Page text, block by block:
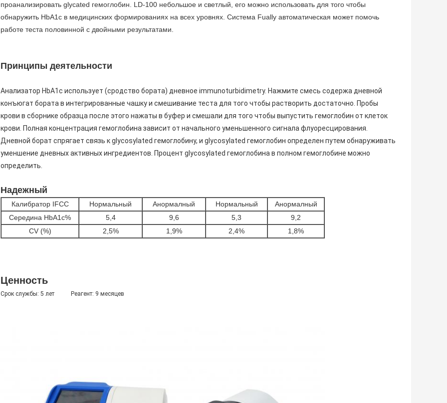
проанализировать glycated гемоглобин. LD-100 небольшое и светлый, его можно использовать для того чтобы
обнаружить HbA1c в медицинских формированиях на всех уровнях. Система Fually автоматическая может помочь
работе теста половинной с двойными результатами.
Принципы деятельности
Анализатор HbA1c использует (сродство бората) дневное immunoturbidimetry. Нажмите смесь содержа дневной
конъюгат бората в интегрированные чашку и смешивание теста для того чтобы растворить достаточно. Пробы
крови в сборнике образца после этого нажаты в буфер и смешали для того чтобы выпустить гемоглобин от клеток
крови. Полная концентрация гемоглобина зависит от начального уменьшенного сигнала флуоресцирования.
Дневной борат спрягает связь к glycosylated гемоглобину, и glycosylated гемоглобин определен путем обнаруживать
уменшение дневных активных ингредиентов. Процент glycosylated гемоглобина в полном гемоглобине можно
определить.
Надежный
Калибратор IFCC Нормальный Анормалный Нормальный
Анормалный
Середина HbA1c%
5,4 9,6 5,3
9,2
CV (%)
2,5% 1,9% 2,4% 1,8%
Ценность
Срок службы: 5 лет Реагент: 9 месяцев